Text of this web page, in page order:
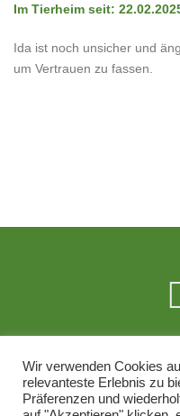
Im Tierheim seit:
Ida ist noch unsicher und
um Vertrauen zu fassen.
Wir verwenden Cookies
relevanteste Erlebnis zu
Präferenzen und